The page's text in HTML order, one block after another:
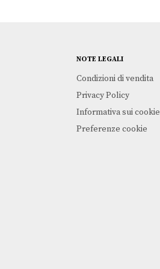
NOTE LEGALI
Condizioni di vendita
Privacy Policy
Informativa sui cookie
Preferenze cookie